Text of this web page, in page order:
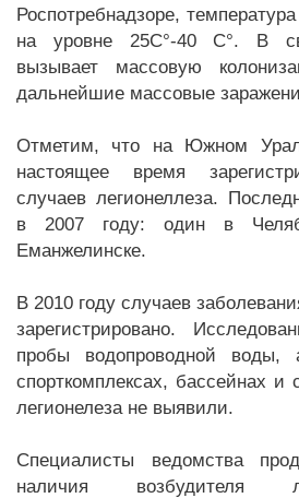
Роспотребнадзоре,
на уровне 25С°-40 С°. В
вызывает массовую
дальнейшие массовые
Отметим, что на Южном
настоящее время
случаев легионеллеза.
в 2007 году: один в
Еманжелинске.
В 2010 году случаев
зарегистрировано.
пробы водопроводной
спорткомплексах, бассейнах и
легионелеза не выявили.
Специалисты ведомства
наличия возбудителя